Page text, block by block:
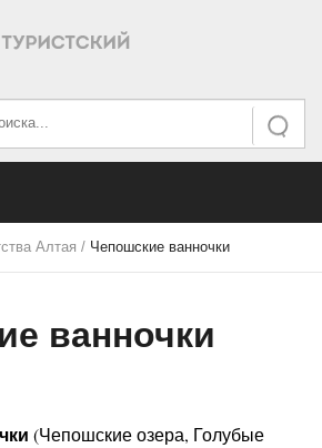
Искать
Алтая / Чепошские ванночки
ванночки
(Чепошские озера, Голубые